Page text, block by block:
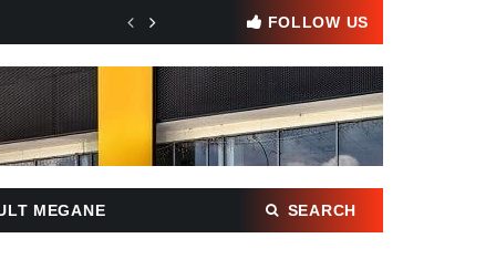
Новые кроссоверы Renault: что готовит бренд для Европы
FOLLOW US
MEGANE SEARCH
Найти: